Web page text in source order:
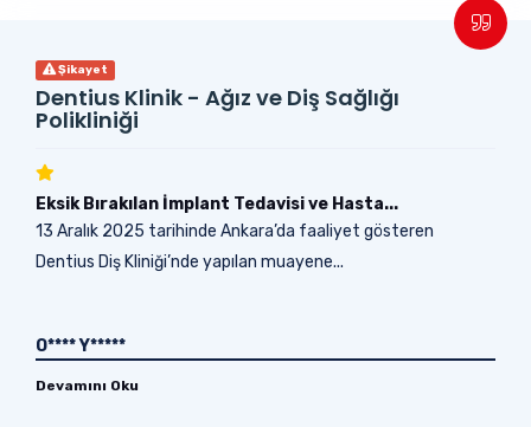
Şikayet
Dentius Klinik - Ağız ve Diş Sağlığı
Polikliniği
Eksik Bırakılan İmplant Tedavisi ve Hasta...
13 Aralık 2025 tarihinde Ankara’da faaliyet gösteren
Dentius Diş Kliniği’nde yapılan muayene...
O**** Y*****
Devamını Oku